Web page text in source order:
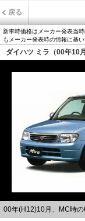
戻る
新車時価格はメーカー発表当
もメーカー発表時の情報に基い
ダイハツ ミラ（00年10
00年(H12)10月、MC時